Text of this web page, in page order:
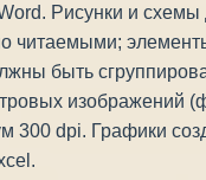
Рисунки и
читаемыми;
быть
изображений
300 dpi. Графики